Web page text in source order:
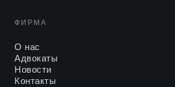
ФИРМА
О нас
Адвокаты
Новости
Контакты